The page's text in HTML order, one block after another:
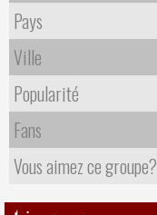
Pays
Ville
Popularité
Fans
Vous aimez ce groupe?